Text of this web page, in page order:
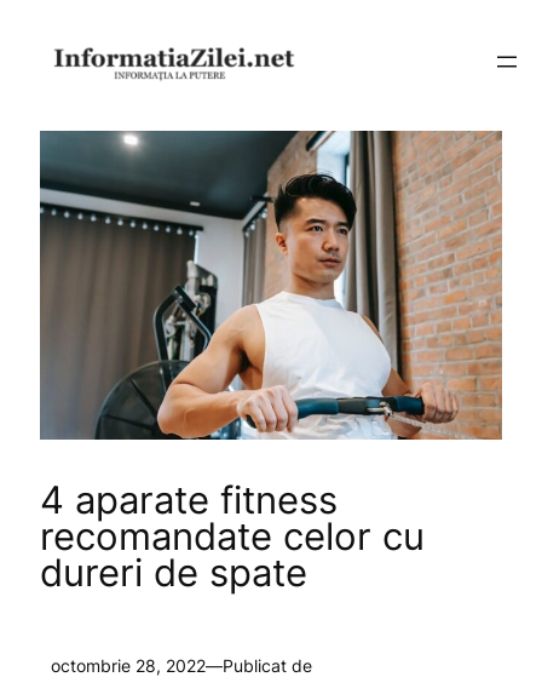
conținut
4 aparate fitness
recomandate celor cu
dureri de spate
octombrie 28, 2022—Publicat de